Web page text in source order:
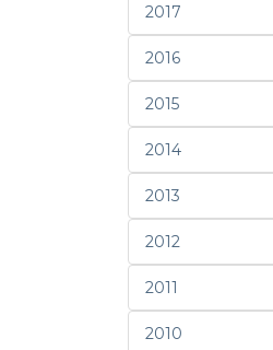
2017
2016
2015
2014
2013
2012
2011
2010